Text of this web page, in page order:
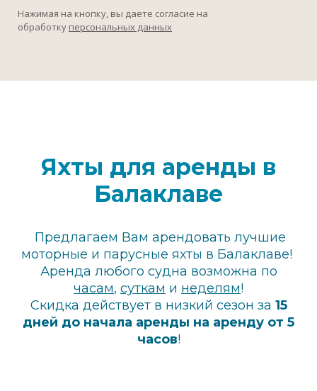
Нажимая на кнопку, вы даете согласие на
обработку персональных данных
Яхты для аренды в
Балаклаве
Предлагаем Вам арендовать лучшие
моторные и парусные яхты в Балаклаве!
Аренда любого судна возможна по
часам, суткам и неделям!
Скидка действует в низкий сезон за 15
дней до начала аренды на аренду от 5
часов!